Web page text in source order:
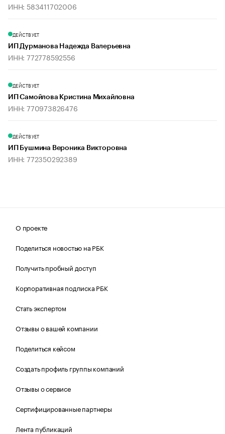
ИНН: 583411702006
ДЕЙСТВУЕТ
ИП Дурманова Надежда Валерьевна
ИНН: 772778592556
ДЕЙСТВУЕТ
ИП Самойлова Кристина Михайловна
ИНН: 770973826476
ДЕЙСТВУЕТ
ИП Бушмина Вероника Викторовна
ИНН: 772350292389
О проекте
Поделиться новостью на РБК
Получить пробный доступ
Корпоративная подписка РБК
Стать экспертом
Отзывы о вашей компании
Поделиться кейсом
Создать профиль группы компаний
Отзывы о сервисе
Сертифицированные партнеры
Лента публикаций